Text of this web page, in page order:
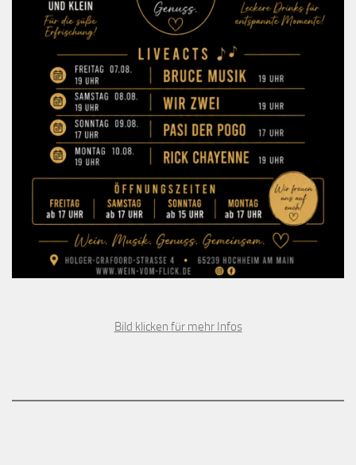
Bild klicken für mehr Infos